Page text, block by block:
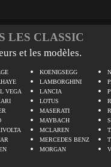
LES CLASSIC
et les modèles.
VEGA
KOENIGSEGG
LAMBORGHINI
LANCIA
LOTUS
MASERATI
MAYBACH
MCLAREN
MERCEDES BENZ
MORGAN